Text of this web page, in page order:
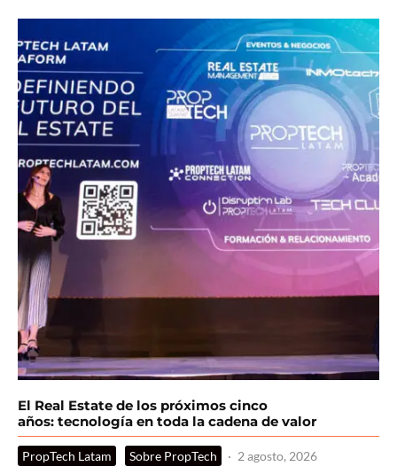
El Real Estate de los próximos cinco
años: tecnología en toda la cadena de valor
PropTech Latam Sobre PropTech · 2 agosto, 2026